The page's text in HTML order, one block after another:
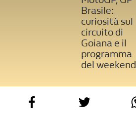
Brasile:
curiosità sul
circuito di
Goiana e il
programma
del weekend